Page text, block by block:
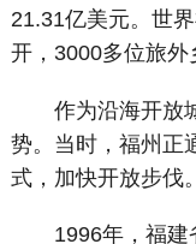
21.31亿美元。世
开，3000多位旅外
作为沿海开放城
势。当时，福州正
式，加快开放步伐。
1996年，福建省